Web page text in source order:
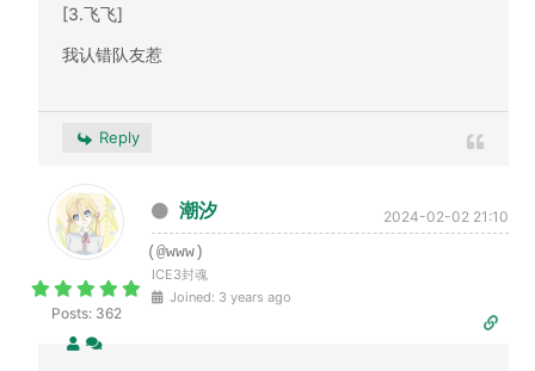
[3.飞飞]
我认错队友惹
Reply
Posts: 362
潮汐
2024-02-02 21:10
(@www)
ICE3封魂
Joined: 3 years ago